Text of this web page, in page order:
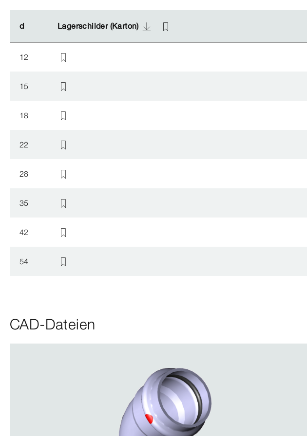
d Lagerschilder (Karton)
d Lagerschilder (Karton)
12
15
18
22
28
35
42
54
CAD-Dateien